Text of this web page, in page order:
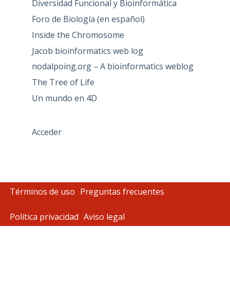
Diversidad Funcional y Bioinformática
Foro de Biología (en español)
Inside the Chromosome
Jacob bioinformatics web log
nodalpoing.org – A bioinformatics weblog
The Tree of Life
Un mundo en 4D
Acceder
Términos de uso Preguntas frecuentes
Política privacidad Aviso legal